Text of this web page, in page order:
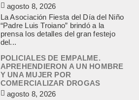
agosto 8, 2026
La Asociación Fiesta del Día del Niño
“Padre Luis Troiano” brindó a la
prensa los detalles del gran festejo
del...
POLICIALES DE EMPALME.
APREHENDIERON A UN HOMBRE
Y UNA MUJER POR
COMERCIALIZAR DROGAS
agosto 8, 2026